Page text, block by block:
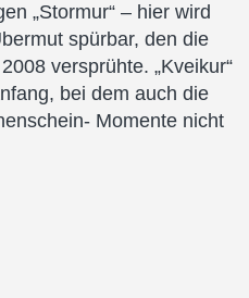
„Stormur“ – hier wird
spürbar, den die
versprühte. „Kveikur“
bei dem auch die
Momente nicht